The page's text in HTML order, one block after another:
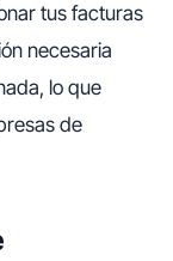
tus facturas
necesaria
lo que
de